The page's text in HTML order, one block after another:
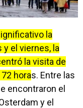
la
el viernes, la
la visita de
horas. Entre las
encontraron el
y el